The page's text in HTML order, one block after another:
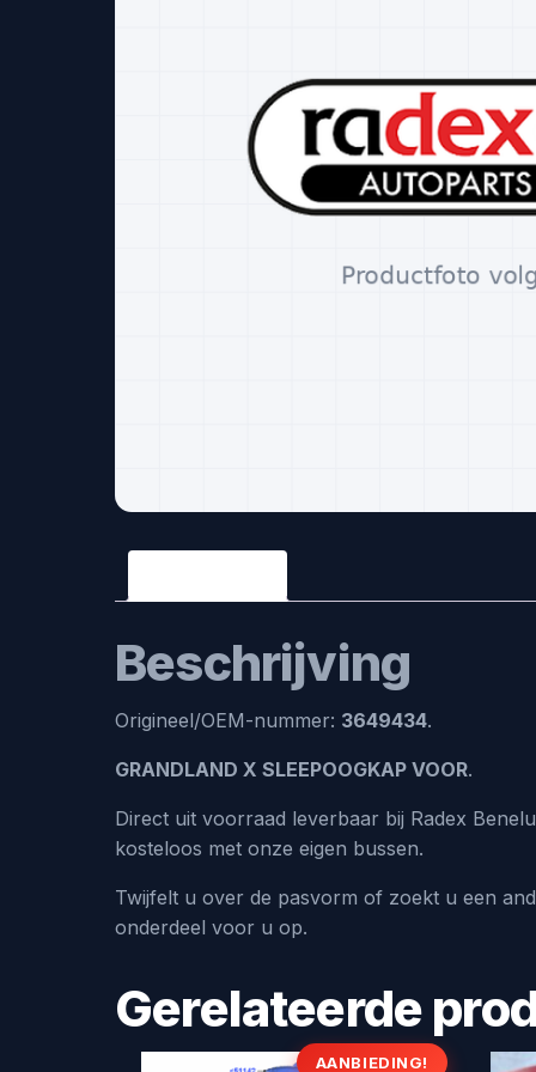
Beschrijving
Origineel/OEM-nummer: 3649434.
GRANDLAND X SLEEPOOGKAP VOOR.
Direct uit voorraad leverbaar bij Radex
kosteloos met onze eigen bussen.
Twijfelt u over de pasvorm of zoekt u een
onderdeel voor u op.
Gerelateerde
AANBIEDING!